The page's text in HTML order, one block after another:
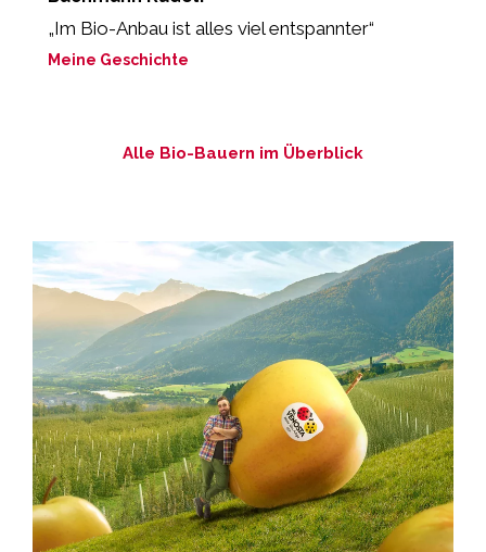
„Im Bio-Anbau ist alles viel entspannter“
Meine Geschichte
Alle Bio-Bauern im Überblick